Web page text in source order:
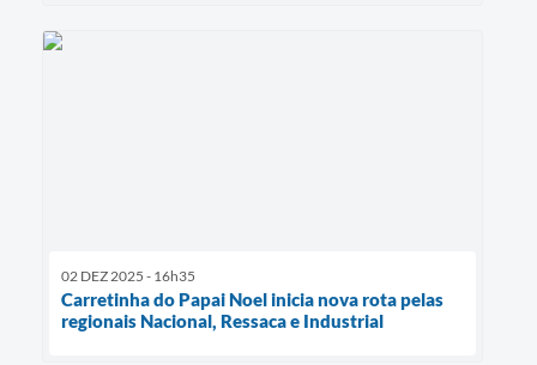
02 DEZ 2025 - 16h35
Carretinha do Papai Noel inicia nova rota pelas
regionais Nacional, Ressaca e Industrial